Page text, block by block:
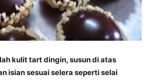
kulit tart dingin, susun di atas
isian sesuai selera seperti selai